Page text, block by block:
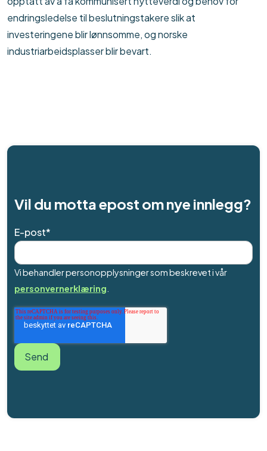
endringsledelse til beslutningstakere slik at
investeringene blir lønnsomme, og norske
industriarbeidsplasser blir bevart.
Vil du motta epost om nye innlegg?
E-post*
Vi behandler personopplysninger som beskrevet i vår
personvernerklæring